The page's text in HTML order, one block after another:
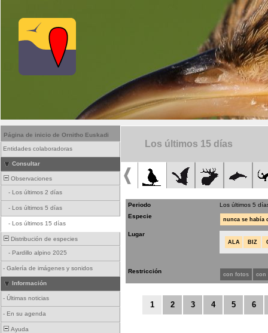
Página de inicio de Ornitho Euskadi
Entidades colaboradoras
Consultar
Observaciones
- Los últimos 2 días
- Los últimos 5 días
- Los últimos 15 días
Distribución de especies
- Pardillo alpino 2025
- Galería de imágenes y sonidos
Información
- Últimas noticias
- En su agenda
Ayuda
Los últimos 15 días
Periodo
Los últimos 5
Especie
nunca se había
Lugar
ALA BIZ
Restricción con fotos con
1 2 3 4 5 6